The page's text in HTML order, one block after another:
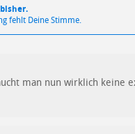
fehlt Deine Stimme.
man nun wirklich keine